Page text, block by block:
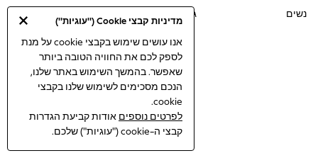
מדיניות קבצי Cookie ("עוגיות")
אנו עושים שימוש בקבצי cookie על מנת
לספק לכם את החוויה הטובה ביותר
שאפשר. בהמשך השימוש באתר שלנו,
הנכם מסכימים לשימוש שלנו בקבצי
cookie.
לפרטים נוספים אודות קביעת הגדרות
קבצי ה-cookie ("עוגיות") שלכם.
Sweatshirts & Hoodies
Flower Girl & Bridesmaid Outfits
Shop All Footwear
נשים גברים